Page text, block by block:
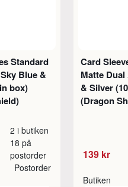
Standard
Blue &
box)
2 i butiken
18 på
postorder
Postorder
Card
Matte
& Silver
(Dragon
139 kr
Butiken